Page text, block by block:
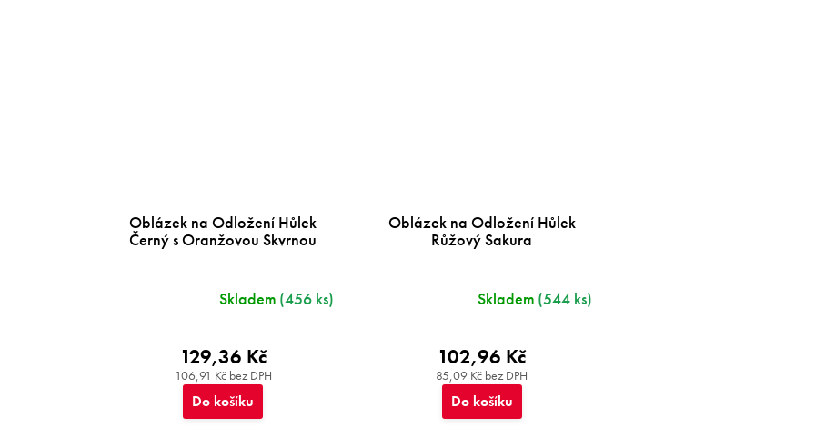
Oblázek na Odložení Hůlek
Černý s Oranžovou Skvrnou
Skladem (456 ks)
106,91 Kč bez DPH
129,36 Kč
Do košíku
Oblázek na Odložení Hůlek
Růžový Sakura
Skladem (544 ks)
85,09 Kč bez DPH
102,96 Kč
Do košíku